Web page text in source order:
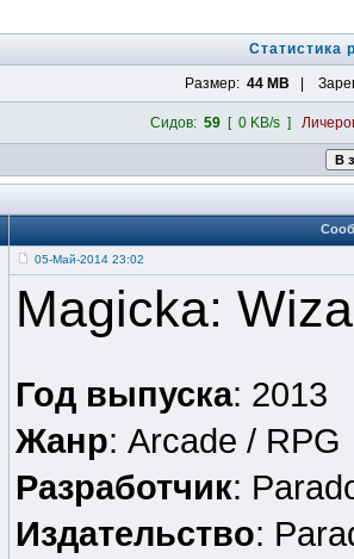
Статистика
Размер: 44 MB |
Сидов: 59[ 0 KB/s ]
05-Май-2014 23:02
Magicka:
Год выпуска: 2013
Жанр: Arcade / RPG
Разработчик:
Издательство: